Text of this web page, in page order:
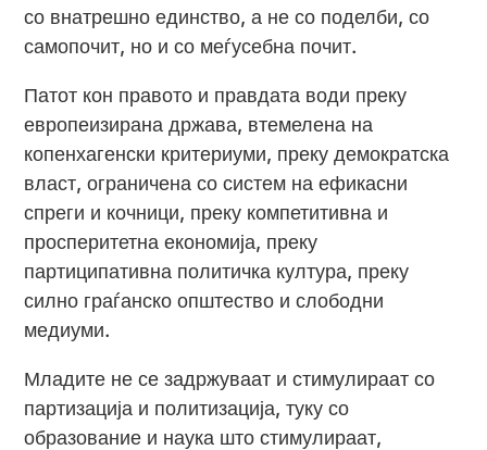
со внатрешно единство, а не со поделби, со
самопочит, но и со меѓусебна почит.
Патот кон правото и правдата води преку
европеизирана држава, втемелена на
копенхагенски критериуми, преку демократска
власт, ограничена со систем на ефикасни
спреги и кочници, преку компетитивна и
просперитетна економија, преку
партиципативна политичка култура, преку
силно граѓанско општество и слободни
медиуми.
Младите не се задржуваат и стимулираат со
партизација и политизација, туку со
образование и наука што стимулираат,